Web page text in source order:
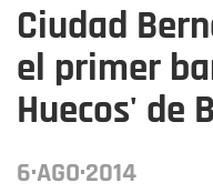
Ciudad
el primer
Huecos' de
6·AGO·2014